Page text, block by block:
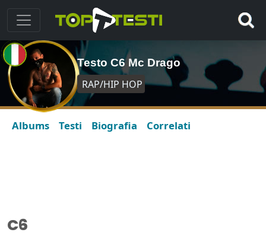
Testo C6 Mc Drago
RAP/HIP HOP
Albums Testi Biografia Correlati
C6